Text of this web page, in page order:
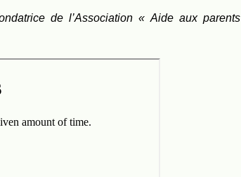
de l’Association « Aide aux parents